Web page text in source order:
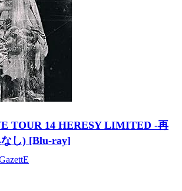
TOUR 14 HERESY LIMITED -再
し) [Blu-ray]